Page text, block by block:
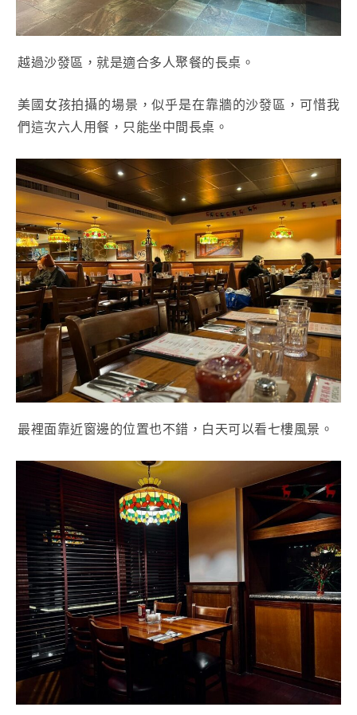
越過沙發區，就是適合多人聚餐的長桌。
美國女孩拍攝的場景，似乎是在靠牆的沙發區，可惜我
們這次六人用餐，只能坐中間長桌。
最裡面靠近窗邊的位置也不錯，白天可以看七樓風景。